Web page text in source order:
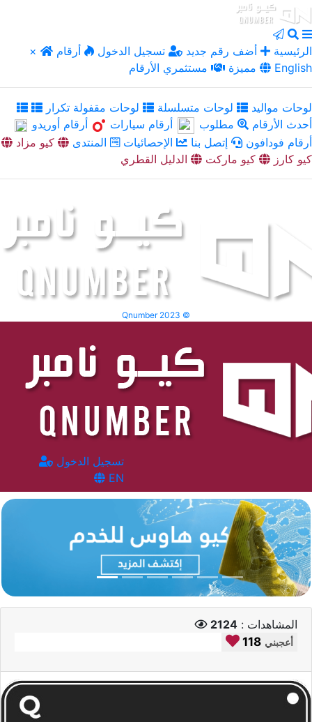
× الرئيسية أضف رقم جديد تسجيل الدخول
أرقام
مميزة
مستثمري الأرقام English
لوحات مواليد لوحات متسلسلة
لوحات مقفولة تكرار
أحدث الأرقام
مطلوب أرقام سيارات
أرقام أوريدو
أرقام فودافون
إتصل بنا الإحصائيات المنتدى
كيو مزاد
كيو كارز
كيو ماركت الدليل القطري
Qnumber 2023 ©
تسجيل الدخول
EN
المشاهدات : 2124
118 أعجبني